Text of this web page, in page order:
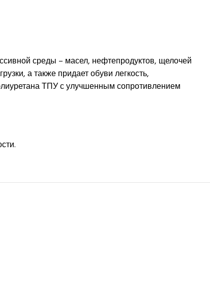
среды – масел, нефтепродуктов, щелочей
а также придает обуви легкость,
ТПУ с улучшенным сопротивлением